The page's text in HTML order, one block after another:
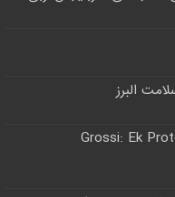
Grossi: Ek